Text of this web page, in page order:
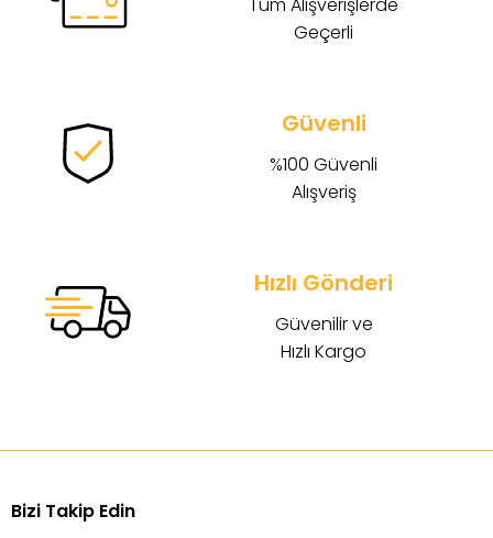
Geçerli
Güvenli
%100 Güvenli
Alışveriş
Hızlı Gönderi
Güvenilir ve
Hızlı Kargo
Bizi Takip Edin